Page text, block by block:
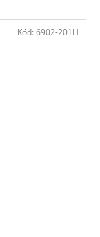
Kód: 6902-201H